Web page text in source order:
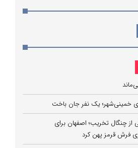
خمینی‌شهر؛ یک نفر جان باخت
تاریخی از چنگال تخریب؛ اصفهان برای
فرش قرمز پهن کرد